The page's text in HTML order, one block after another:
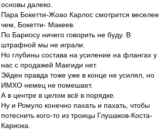
основы далеко.
Пара Бокетти-Жоао Карлос смотрится веселее
чем, Бокетти- Макеев.
По Бариосу ничего говорить не буду. В
штрафной мы не играли.
Но глубины состава на усиление на флангах у
нас с продажей Макгиди нет.
Эйден правда тоже уже в конце не усилял, но
ИМХО немец не помешает.
А в центре в целом всё в порядке.
Ну и Ромуло конечно пахать и пахать, чтобы
потеснить кого-то из троицы Глушаков-Коста-
Кариока.